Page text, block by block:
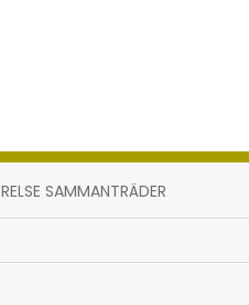
SAMMANTRÄDER